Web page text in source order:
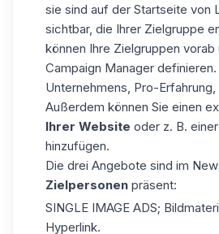
sie sind auf der Startseite von
sichtbar, die Ihrer Zielgruppe
können Ihre Zielgruppen vorab
Campaign Manager
Unternehmens, Pro-
Außerdem können Sie einen
Ihrer Website oder z. B.
hinzufügen.
Die drei Angebote sind im
Zielpersonen präsent:
SINGLE IMAGE ADS;
Hyperlink.